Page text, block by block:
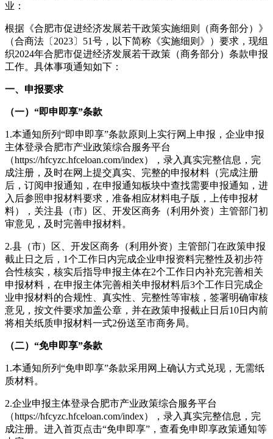
业：
根据《合肥市促进经济发展若干政策实施细则（商务部分）》
（合商法〔2023〕51号，以下简称《实施细则》）要求，现组
织2024年合肥市促进经济发展若干政策（商务部分）条款申报
工作。具体事项通知如下：
一、申报要求
（一）“即申即享”条款
1.本通知所列“即申即享”条款原则上实行网上申报，企业申报
主体登录合肥市产业政策综合服务平台
（https://hfcyzc.hfceloan.com/index），录入真实完整信息，完
成注册，及时在网上提交真实、完整的申报材料（完成注册
后，订阅申报通知，在申报通知板块中查找需要申报通知，进
入后参照申报材料要求，准备相应材料电子版，上传申报材
料），关注县（市）区、开发区商务（利用外资）主管部门初
审意见，及时完善申报材料。
2.县（市）区、开发区商务（利用外资）主管部门在政策申报
截止日之后，1个工作日内完成企业申报资料完整性及初步符
合性核实，核实后指导申报主体在2个工作日内补充完善相关
申报材料，在申报主体完善相关申报材料后3个工作日完成企
业申报材料的合规性、真实性、完整性等审核，签署明确审核
意见，按文件要求加盖公章，并在政策申报截止日后10日内前
将相关纸质申报材料一式2份送至市商务局。
（二）“免申即享”条款
1.本通知所列“免申即享”条款采用网上确认方式兑现，无需纸
质材料。
2.企业申报主体登录合肥市产业政策综合服务平台
（https://hfcyzc.hfceloan.com/index），录入真实完整信息，完
成注册。进入首页点击“免申即享”，查看免申即享政策通知等